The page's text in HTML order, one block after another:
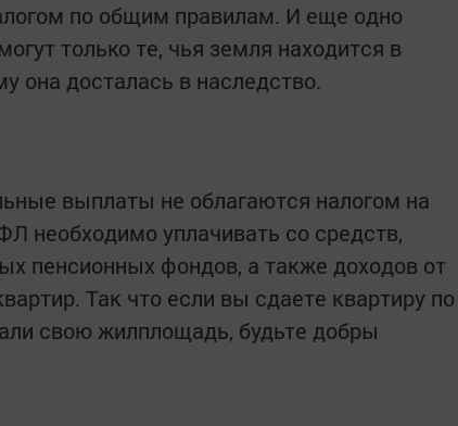
по общим правилам. И еще одно
только те, чья земля находится в
она досталась в наследство.
выплаты не облагаются налогом на
необходимо уплачивать со средств,
пенсионных фондов, а также доходов от
Так что если вы сдаете квартиру по
свою жилплощадь, будьте добры